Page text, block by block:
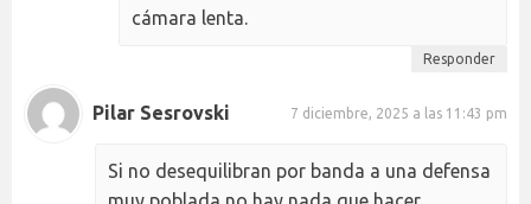
cámara lenta.
Responder
Pilar Sesrovski 7 diciembre, 2025 a las 11:43 pm
Si no desequilibran por banda a una defensa